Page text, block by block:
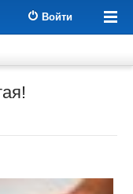
Войти